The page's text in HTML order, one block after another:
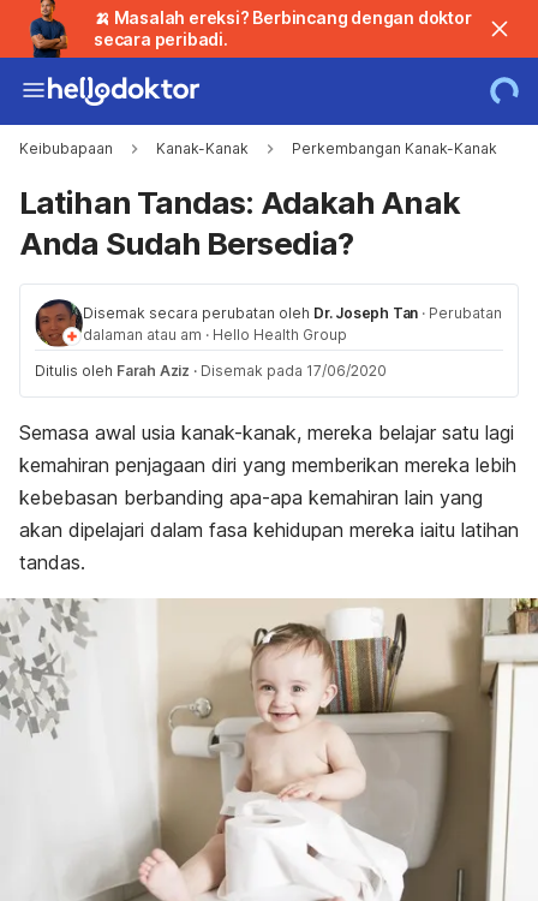
🍌 Masalah ereksi? Berbincang dengan doktor
secara peribadi.
Keibubapaan Kanak-Kanak Perkembangan Kanak-Kanak
Latihan Tandas: Adakah Anak
Anda Sudah Bersedia?
Disemak secara perubatan oleh Dr. Joseph Tan · Perubatan
dalaman atau am · Hello Health Group
Ditulis oleh Farah Aziz · Disemak pada 17/06/2020
Semasa awal usia kanak-kanak, mereka belajar satu lagi
kemahiran penjagaan diri yang memberikan mereka lebih
kebebasan berbanding apa-apa kemahiran lain yang
akan dipelajari dalam fasa kehidupan mereka iaitu latihan
tandas.